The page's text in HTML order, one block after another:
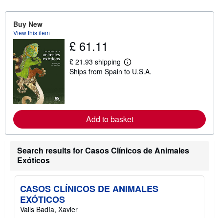
Buy New
View this item
£ 61.11
£ 21.93 shipping
L
e
o
r
e
a
u
h
p
Ships from Spain to U.S.A.
Add to basket
Search results for Casos Clínicos de Animales
Exóticos
CASOS CLÍNICOS DE ANIMALES
EXÓTICOS
Valls Badía, Xavier